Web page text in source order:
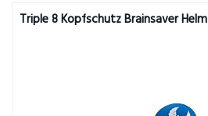
Triple 8 Kopfschutz Brainsaver Helm